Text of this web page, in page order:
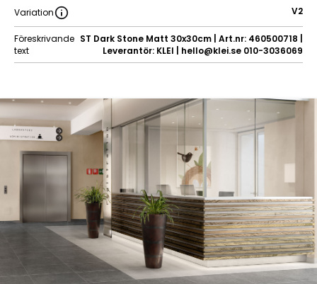
Variation V2
Föreskrivande
text
ST Dark Stone Matt 30x30cm | Art.nr: 460500718 |
Leverantör: KLEI | hello@klei.se 010-3036069